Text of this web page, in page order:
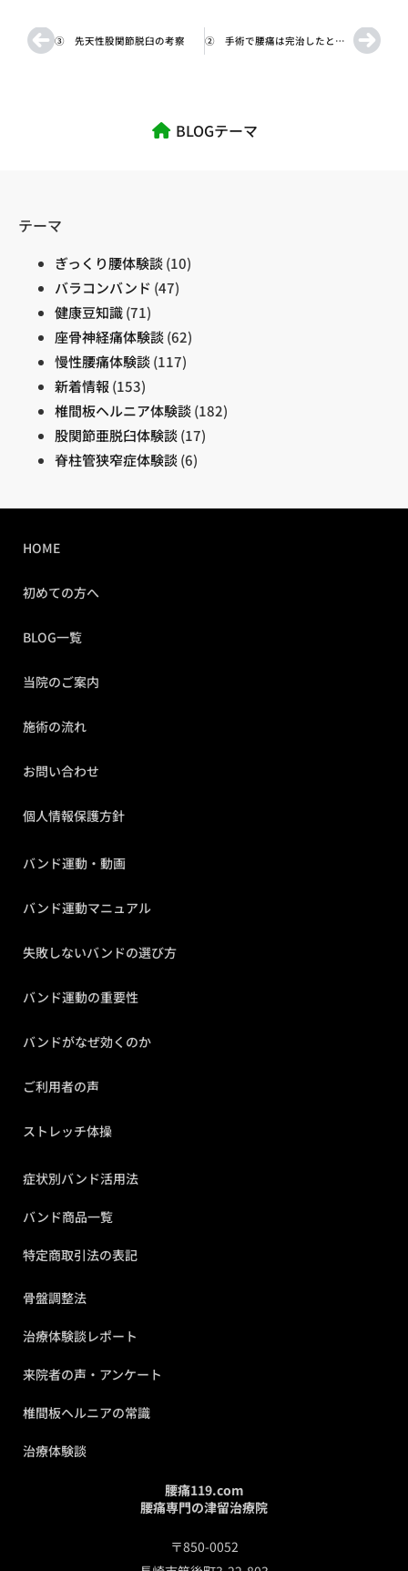
③ 先天性股関節脱臼の考察 ② 手術で腰痛は完治したと思っていた
BLOGテーマ
テーマ
ぎっくり腰体験談(10)
バラコンバンド (47)
健康豆知識(71)
座骨神経痛体験談(62)
慢性腰痛体験談(117)
新着情報 (153)
椎間板ヘルニア体験談(182)
股関節亜脱臼体験談(17)
脊柱管狭窄症体験談(6)
HOME
初めての方へ
BLOG一覧
当院のご案内
施術の流れ
お問い合わせ
個人情報保護方針
バンド運動・動画
バンド運動マニュアル
失敗しないバンドの選び方
バンド運動の重要性
バンドがなぜ効くのか
ご利用者の声
ストレッチ体操
症状別バンド活用法
バンド商品一覧
特定商取引法の表記
骨盤調整法
治療体験談レポート
来院者の声・アンケート
椎間板ヘルニアの常識
治療体験談
腰痛119.com
腰痛専門の津留治療院
〒850-0052